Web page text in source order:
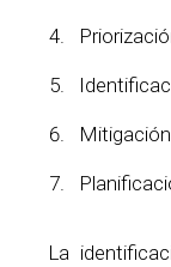
La